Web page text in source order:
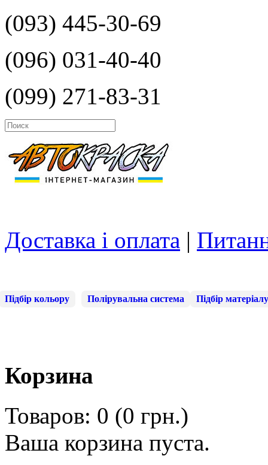
(093) 445-30-69
(096) 031-40-40
(099) 271-83-31
Доставка і оплата |
Підбір кольору Полірувальна система Підбір матеріалу
Корзина
Товаров: 0 (0 грн.)
Ваша корзина пуста.